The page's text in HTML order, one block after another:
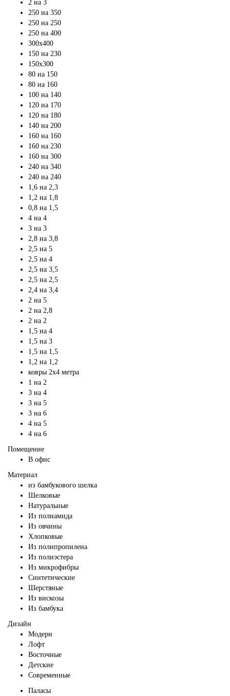
2 на 3
250 на 350
250 на 250
250 на 400
300х400
150 на 230
150х300
80 на 150
80 на 160
100 на 140
120 на 170
120 на 180
140 на 200
160 на 160
160 на 230
160 на 300
240 на 340
240 на 240
1,6 на 2,3
1,2 на 1,8
0,8 на 1,5
4 на 4
3 на 3
2,8 на 3,8
2,5 на 5
2,5 на 4
2,5 на 3,5
2,5 на 2,5
2,4 на 3,4
2 на 5
2 на 2,8
2 на 2
1,5 на 4
1,5 на 3
1,5 на 1,5
1,2 на 1,2
ковры 2х4 метра
1 на 2
3 на 4
3 на 5
3 на 6
4 на 5
4 на 6
Помещение
В офис
Материал
из бамбукового шелка
Шелковые
Натуральные
Из полиамида
Из овчины
Хлопковые
Из полипропилена
Из полиэстера
Из микрофибры
Синтетические
Шерстяные
Из вискозы
Из бамбука
Дизайн
Модерн
Лофт
Восточные
Детские
Современные
Паласы